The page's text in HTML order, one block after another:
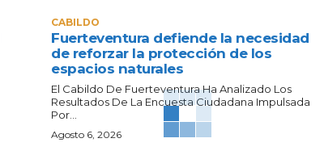
CABILDO
Fuerteventura defiende la necesidad
de reforzar la protección de los
espacios naturales
El Cabildo De Fuerteventura Ha Analizado Los
Resultados De La Encuesta Ciudadana Impulsada
Por...
Agosto 6, 2026